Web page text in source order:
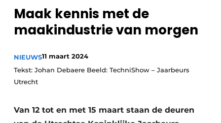
Vacature aanmelden
Vacatures
Maak kennis met de
maakindustrie van morgen
NIEUWS11 maart 2024
Tekst: Johan Debaere Beeld: TechniShow – Jaarbeurs
Utrecht
Van 12 tot en met 15 maart staan de deuren